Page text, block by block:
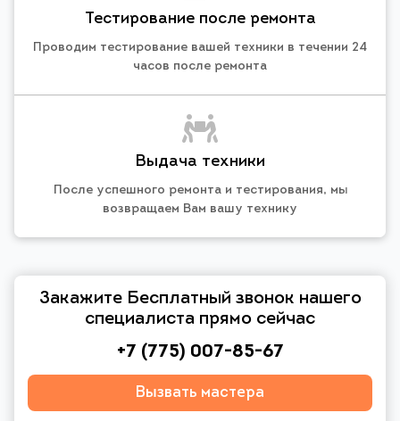
Тестирование после ремонта
Проводим тестирование вашей техники в течении 24
часов после ремонта
Выдача техники
После успешного ремонта и тестирования, мы
возвращаем Вам вашу технику
Закажите Бесплатный звонок нашего
специалиста прямо сейчас
+7 (775) 007-85-67
Вызвать мастера